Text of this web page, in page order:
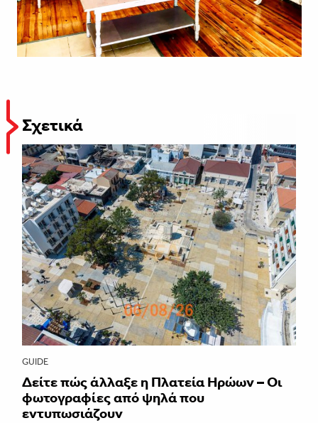
Σχετικά
GUIDE
Δείτε πώς άλλαξε η Πλατεία Ηρώων – Οι
φωτογραφίες από ψηλά που
εντυπωσιάζουν